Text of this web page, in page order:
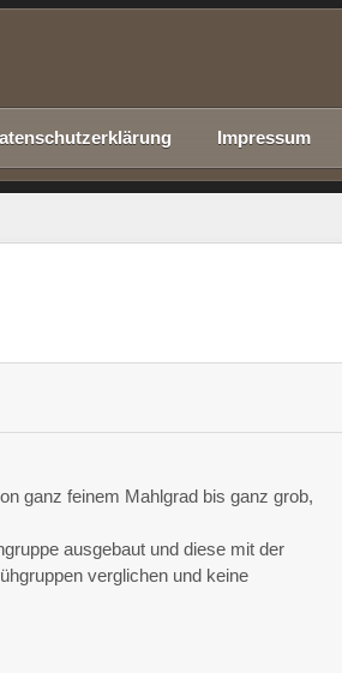
Impressum
ganz feinem Mahlgrad bis ganz grob,
ausgebaut und diese mit der
verglichen und keine